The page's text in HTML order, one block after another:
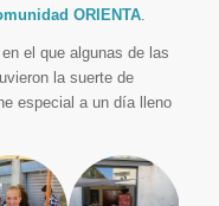
ORIENTA.
el que algunas de las
la suerte de
especial a un día lleno